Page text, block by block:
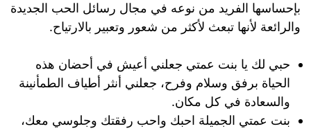
بإحساسها الفريد من نوعه في مجال رسائل الحب الجديدة
والرائعة لأنها تبعث لأكثر من شعور وتعبير بالارتياح.
حبي لك يا بنت عمتي جعلني أعيش في أحضان هذه
الحياة برفق وسلام وفرح، جعلني أنثر أطياف الطمأنينة
والسعادة في كل مكان.
بنت عمتي الجميلة احبك واحب رفقتك وجلوسي معك،